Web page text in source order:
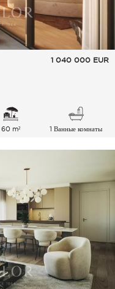
1 040 000 EUR
60 m² 1 Ванные комнаты